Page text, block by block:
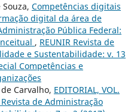
Competências digitais
digital da área de
Pública Federal:
, REUNIR Revista de
e Sustentabilidade: v. 13
Competências e
Carvalho, EDITORIAL, VOL.
Revista de Administração